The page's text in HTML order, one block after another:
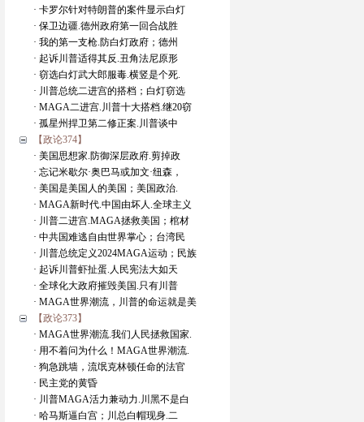
· 卡罗尔针对特朗普的案件显示白灯
· 保卫边疆.德州政府第一回合战胜
· 我的第一支枪.防白灯政府；德州
· 起诉川普适得其反.丑角法尼原形
· 窃选白灯武大郎服毒.横竖是个死.
· 川普总统二进宫的搭档；白灯窃选
· MAGA二进宫.川普十大搭档.继20窃
· 孤星州捍卫第二修正案.川普谈中
【政论374】
· 美国思想家.防御深层政府.剪掉政
· 忘记米歇尔·奥巴马或加文·纽森，
· 美国是美国人的美国；美国政治.
· MAGA新时代.中国由坏人.全球主义
· 川普二进宫.MAGA拯救美国；棺材
· 中共国难逃自由世界掌心；台湾民
· 川普总统定义2024MAGA运动；民族
· 起诉川普虾扯蛋.人民宪法大如天
· 全球化大政府摧毁美国.只有川普
· MAGA世界潮流，川普的命运就是美
【政论373】
· MAGA世界潮流.我们人民拯救国家.
· 用不着问为什么！MAGA世界潮流.
· 狗急跳墙，流氓克林顿任命的法官
· 民主党的黄昏
· 川普MAGA活力兼动力.川黑不是白
· 哈马斯逼白宫；川总白帽现身.二